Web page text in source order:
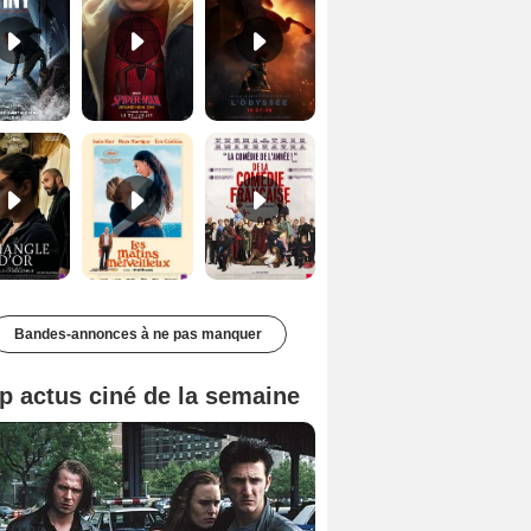
Le Triangle d'or Bande-annonce VF De la Comédie-Française Teaser VF
Bandes-annonces à ne pas manquer
actus ciné de la semaine